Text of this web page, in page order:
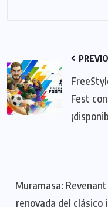
Fest
Muramasa:
renovada del clásico